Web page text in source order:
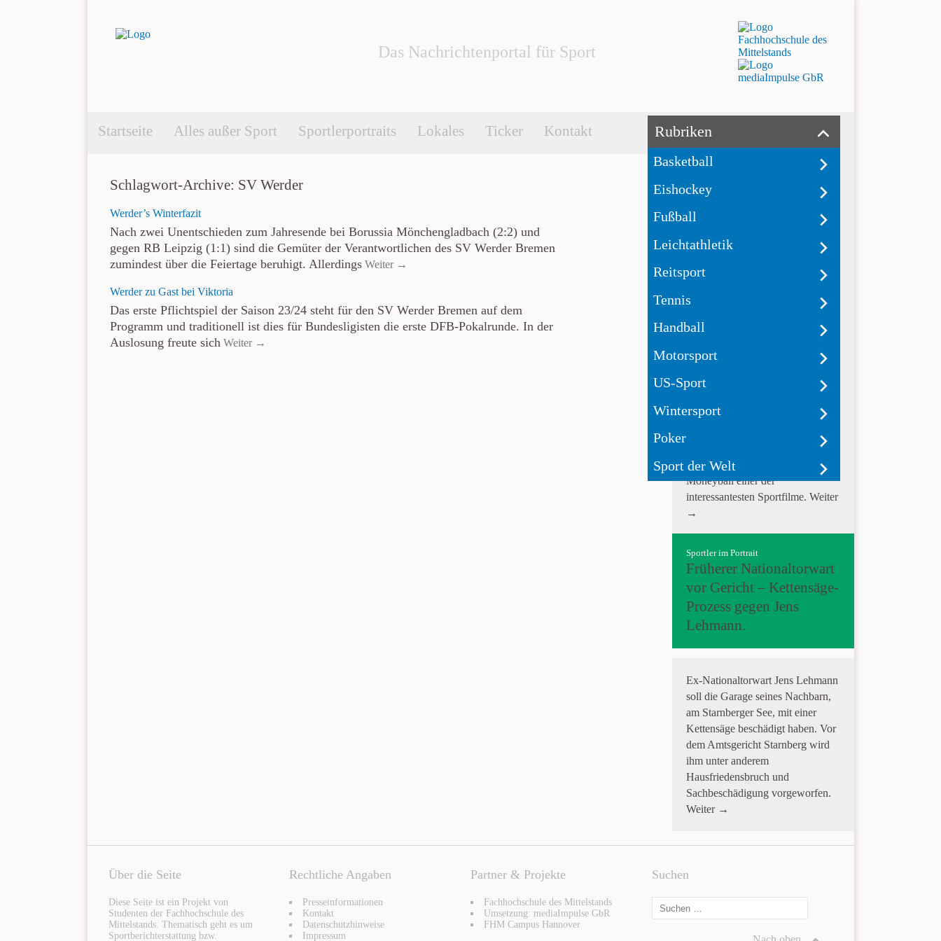
Das Nachrichtenportal für Sport
Startseite Alles außer Sport Sportlerportraits Lokales Ticker Kontakt Rubriken
Basketball
Eishockey
Fußball
Leichtathletik
Reitsport
Tennis
Handball
Motorsport
US-Sport
Wintersport
Poker
Sport der Welt
Schlagwort-Archive: SV Werder
Werder’s Winterfazit
Nach zwei Unentschieden zum Jahresende bei Borussia Mönchengladbach (2:2) und
gegen RB Leipzig (1:1) sind die Gemüter der Verantwortlichen des SV Werder Bremen
zumindest über die Feiertage beruhigt. Allerdings Weiter →
Werder zu Gast bei Viktoria
Das erste Pflichtspiel der Saison 23/24 steht für den SV Werder Bremen auf dem
Programm und traditionell ist dies für Bundesligisten die erste DFB-Pokalrunde. In der
Auslosung freute sich Weiter →
Wie Zahlen Baseball
Moneyball ist ein Film der schon
als Konzept scheitern sollte.
von Amerika weniger beliebt und
Statistiken. Dennoch ist
Moneyball einer der
interessantesten Sportfilme. Weiter
→
Sportler im Portrait
Früherer Nationaltorwart
vor Gericht – Kettensäge-
Prozess gegen Jens
Lehmann.
Ex-Nationaltorwart Jens Lehmann
soll die Garage seines Nachbarn,
am Starnberger See, mit einer
Kettensäge beschädigt haben. Vor
dem Amtsgericht Starnberg wird
ihm unter anderem
Hausfriedensbruch und
Sachbeschädigung vorgeworfen.
Weiter →
Über die Seite
Diese Seite ist ein Projekt von
Studenten der Fachhochschule des
Mittelstands. Thematisch geht es um
Sportberichterstattung bzw.
Rechtliche Angaben
Presseinformationen
Kontakt
Datenschutzhinweise
Impressum
Partner & Projekte
Fachhochschule des Mittelstands
Umsetzung: mediaImpulse GbR
FHM Campus Hannover
Suchen